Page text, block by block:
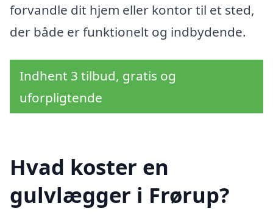
forvandle dit hjem eller kontor til et sted,
der både er funktionelt og indbydende.
Indhent 3 tilbud, gratis og
uforpligtende
Hvad koster en
gulvlægger i Frørup?